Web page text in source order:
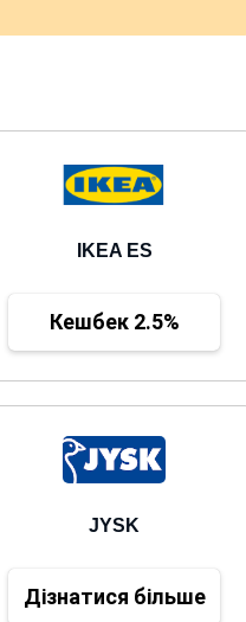
IKEA ES
Кешбек 2.5%
JYSK
Дізнатися більше